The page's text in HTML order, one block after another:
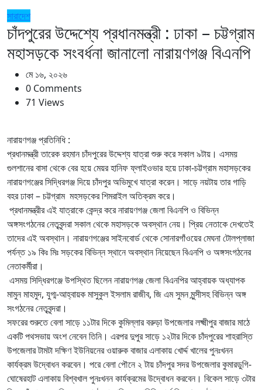
সারাদেশ
চাঁদপুরের উদ্দেশ্যে প্রধানমন্ত্রী : ঢাকা – চট্টগ্রাম
মহাসড়কে সংবর্ধনা জানালো নারায়ণগঞ্জ বিএনপি
মে ১৬, ২০২৬
0 Comments
71 Views
নারায়ণগঞ্জ প্রতিনিধি :
প্রধানমন্ত্রী তারেক রহমান চাঁদপুরের উদ্দেশ্য যাত্রা শুরু করে সকাল ৯টায়। এসময়
গুলশানের বাসা থেকে বের হয়ে মেয়র হানিফ ফ্লাইওভার হয়ে ঢাকা-চট্টগ্রাম মহাসড়কের
নারায়ণগঞ্জের সিদ্ধিরগঞ্জ দিয়ে চাঁদপুর অভিমুখে যাত্রা করেন। সাড়ে নয়টায় তার গাড়ি
বহর ঢাকা – চট্টগ্রাম মহসড়কের শিমরাইল অতিক্রম করে।
প্রধানমন্ত্রীর এই যাত্রাকে কেন্দ্র করে নারায়ণগঞ্জ জেলা বিএনপি ও বিভিন্ন
অঙ্গসংগঠনের নেতৃবৃন্দরা সকাল থেকে মহাসড়কে অবস্থান নেয়। প্রিয় নেতাকে দেখতেই
তাদের এই অবস্থান। নারায়ণগঞ্জের সাইনবোর্ড থেকে সোনারগাঁওয়ের মেঘনা টোলপ্লাজা
পর্যন্ত ১৯ কিঃ মিঃ সড়কের বিভিন্ন স্থানে অবস্থান নিয়েছেন বিএনপি ও অঙ্গসংগঠনের
নেতাকর্মীরা।
এসময় সিদ্ধিরগঞ্জে উপস্থিত ছিলেন নারায়ণগঞ্জ জেলা বিএনপির আহ্বায়ক অধ্যাপক
মামুন মাহমুদ, যুগ্ম-আহ্বায়ক মাসুকুল ইসলাম রাজীব, জি এম সুমন মুন্সীসহ বিভিন্ন অঙ্গ
সংগঠনের নেতৃবৃন্দরা।
সফরের শুরুতে বেলা সাড়ে ১১টার দিকে কুমিল্লার বরুড়া উপজেলার লক্ষ্মীপুর বাজার মাঠে
একটি পথসভায় অংশ নেবেন তিনি। এরপর দুপুর সাড়ে ১২টার দিকে চাঁদপুরের শাহরাস্তি
উপজেলার টামটা দক্ষিণ ইউনিয়নের ওয়ারুক বাজার এলাকায় খোর্দ্দ খালের পুনঃখনন
কার্যক্রম উদ্বোধন করবেন। পরে বেলা পৌনে ২ টায় চাঁদপুর সদর উপজেলার কুমারডুগি-
ঘোষেরহাট এলাকায় বিশ্বখাল পুনঃখনন কার্যক্রমের উদ্বোধন করবেন। বিকেল সাড়ে ৩টার